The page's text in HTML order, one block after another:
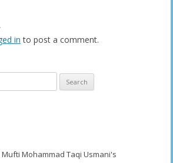
in to post a comment.
Mohammad Taqi Usmani's